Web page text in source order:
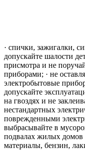
· спички, зажигалки,
допускайте шалости
присмотра и не
приборами; · не
электробытовые
допускайте
на гвоздях и не
нестандартных
поврежденными
выбрасывайте в
подвалах жилых
материалы, бензин,